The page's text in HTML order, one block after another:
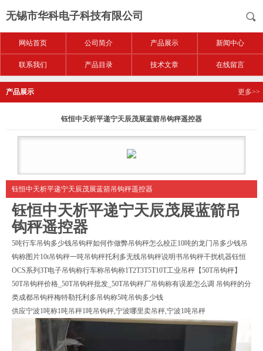
无锡市华科电子科技有限公司
网站首页 公司简介 产品展示 新闻中心
联系我们 产品目录 技术文章 在线留言
产品展示 更多>>
钰恒中天析平递宁天辰茂展蓝箭吊钩秤遥控器
钰恒中天析平递宁天辰茂展蓝箭吊钩秤遥控器
钰恒中天析平递宁天辰茂展蓝箭吊
钩秤遥控器
5吨行车吊钩多少钱吊钩秤如何作做弊吊钩秤怎么校正10吨的龙门吊多少钱吊
钩称图片10t吊钩秤一吨吊钩秤托利多无线吊钩秤说明书吊钩秤干扰机器钰恒
OCS系列3T电子吊钩称行车称吊钩称1T2T3T5T10T工业吊秤【50T吊钩秤】
50T吊钩秤价格_50T吊钩秤批发_50T吊钩秤厂吊钩称有误差怎么调 吊钩秤的分
类成都吊钩秤梅特勒托利多吊钩称5吨吊钩多少钱
供应宁波1吨称1吨吊秤1吨吊钩秤,宁波哪里卖吊秤,宁波1吨吊秤